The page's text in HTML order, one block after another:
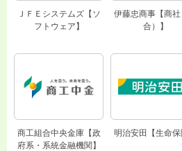
ＪＦＥシステムズ【ソ
フトウェア】
伊藤忠商事【商
合）】
商工組合中央金庫【政
府系・系統金融機関】
明治安田【生命保